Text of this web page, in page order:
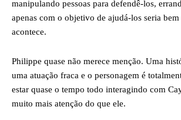
manipulando pessoas para defendê-los,
apenas com o objetivo de ajudá-los seria
acontece.
Philippe quase não merece menção. Uma
uma atuação fraca e o personagem é
estar quase o tempo todo interagindo com
muito mais atenção do que ele.